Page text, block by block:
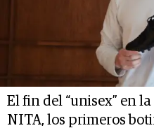
El fin del “unisex” en
NITA, los primeros